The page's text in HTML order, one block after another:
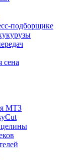
подборщике
сена
МТЗ
целины